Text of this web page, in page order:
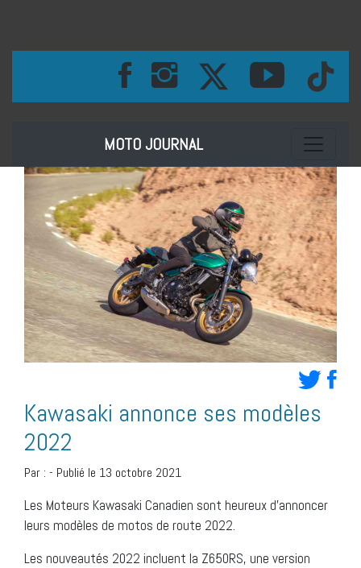
MOTO JOURNAL Toggle
Kawasaki annonce ses modèles
2022
Par : - Publié le 13 octobre 2021
Les Moteurs Kawasaki Canadien sont heureux d’annoncer
leurs modèles de motos de route 2022.
Les nouveautés 2022 incluent la Z650RS, une version